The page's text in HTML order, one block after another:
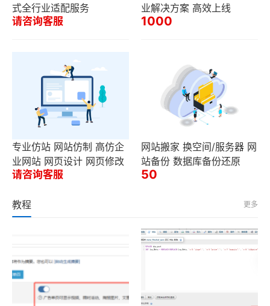
式全行业适配服务
请咨询客服
业解决方案 高效上线
1000
专业仿站 网站仿制 高仿企
业网站 网页设计 网页修改
请咨询客服
网站搬家 换空间/服务器 网
站备份 数据库备份还原
50
教程 更多